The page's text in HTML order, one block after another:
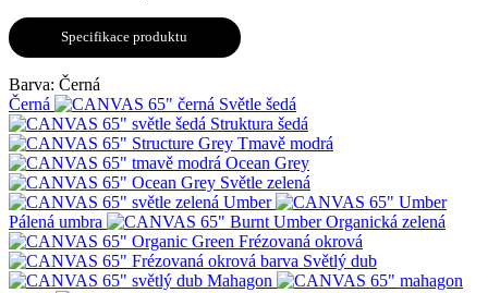
Specifikace produktu
Barva: Černá
Černá
Světle šedá
Struktura šedá
Tmavě modrá
Ocean Grey
Světle zelená
Umber
Pálená umbra
Organická zelená
Frézovaná okrová
Světlý dub
Mahagon